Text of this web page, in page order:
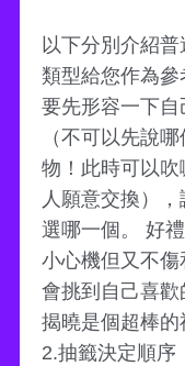
以下分別介紹
類型給您作為
要先形容一下
（不可以先說
物！此時可以
人願意交換）
選哪一個。 好
小心機但又不
會挑到自己喜
揭曉是個超棒的
2.抽籤決定順序